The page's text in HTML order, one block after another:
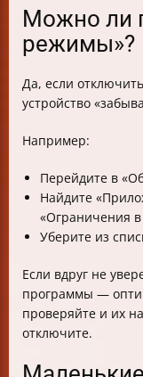
Можно ли
режимы»?
Да, если
устройство
Например:
Перейдите в
Найдите
«Ограничения
Уберите из
Если вдруг не
программы —
проверяйте и их
отключите.